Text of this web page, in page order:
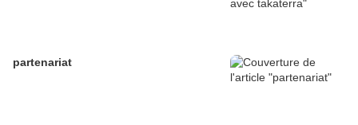
partenariat